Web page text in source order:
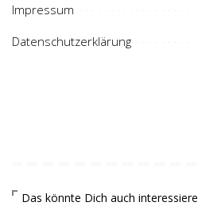
Impressum
Datenschutzerklärung
Das könnte Dich auch